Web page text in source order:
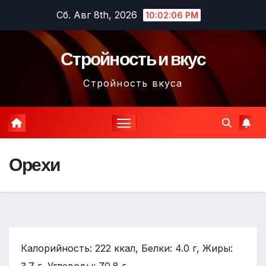
содержимому
Сб. Авг 8th, 2026 10:02:08 PM
Стройность и вкус
Стройность вкуса
Орехи
Калорийность: 222 ккал, Белки: 4.0 г, Жиры: